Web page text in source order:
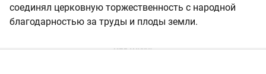
соединял церковную торжественность с народной
благодарностью за труды и плоды земли.